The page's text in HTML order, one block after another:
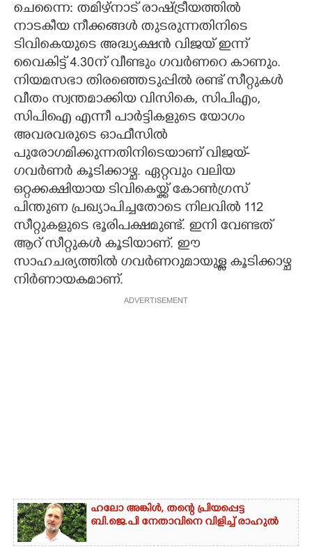
LITERATURE
ZOOM
CONTACT US
ചെന്നൈ: തമിഴ്നാട് രാഷ്ട്രീയത്തിൽ
നാടകീയ നീക്കങ്ങൾ തുടരുന്നതിനിടെ
ടിവികെയുടെ അദ്ധ്യക്ഷൻ വിജയ് ഇന്ന്
വൈകിട്ട് 4.30ന് വീണ്ടും ഗവർണറെ കാണും.
നിയമസഭാ തിരഞ്ഞെടുപ്പിൽ രണ്ട് സീറ്റുകൾ
വീതം സ്വന്തമാക്കിയ വിസികെ, സിപിഎം,
സിപിഐ എന്നീ പാർട്ടികളുടെ യോഗം
അവരവരുടെ ഓഫീസിൽ
പുരോഗമിക്കുന്നതിനിടെയാണ് വിജയ്-
ഗവർണർ കൂടിക്കാഴ്ച. ഏറ്റവും വലിയ
ഒറ്റക്കക്ഷിയായ ടിവികെയ്ക്ക് കോൺഗ്രസ്
പിന്തുണ പ്രഖ്യാപിച്ചതോടെ നിലവിൽ 112
സീറ്റുകളുടെ ഭൂരിപക്ഷമുണ്ട്. ഇനി വേണ്ടത്
ആറ് സീറ്റുകൾ കൂടിയാണ്. ഈ
സാഹചര്യത്തിൽ ഗവർണറുമായുള്ള കൂടിക്കാഴ്ച
നിർണായകമാണ്.
ADVERTISEMENT
ഹലോ അങ്കിൾ,​ തന്റെ പ്രിയപ്പെട്ട
ബി.ജെ.പി നേതാവിനെ വിളിച്ച് രാഹുൽ